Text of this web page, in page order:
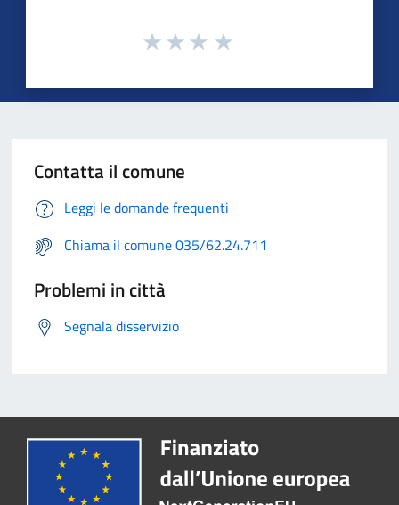
Contatta il comune
Leggi le domande frequenti
Chiama il comune 035/62.24.711
Problemi in città
Segnala disservizio